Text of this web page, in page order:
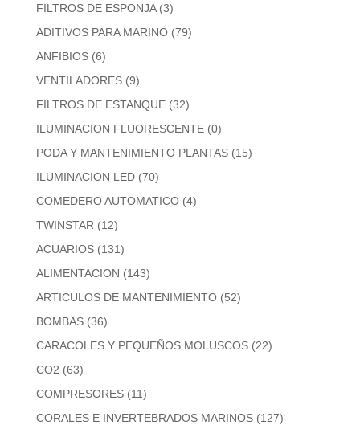
FILTROS DE ESPONJA (3)
ADITIVOS PARA MARINO (79)
ANFIBIOS (6)
VENTILADORES (9)
FILTROS DE ESTANQUE (32)
ILUMINACION FLUORESCENTE (0)
PODA Y MANTENIMIENTO PLANTAS (15)
ILUMINACION LED (70)
COMEDERO AUTOMATICO (4)
TWINSTAR (12)
ACUARIOS (131)
ALIMENTACION (143)
ARTICULOS DE MANTENIMIENTO (52)
BOMBAS (36)
CARACOLES Y PEQUEÑOS MOLUSCOS (22)
CO2 (63)
COMPRESORES (11)
CORALES E INVERTEBRADOS MARINOS (127)